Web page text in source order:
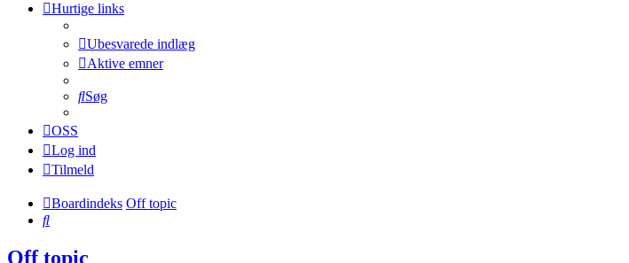
Hurtige links
Ubesvarede indlæg
Aktive emner
Søg
OSS
Log ind
Tilmeld
Boardindeks Off topic
Søg
Off topic